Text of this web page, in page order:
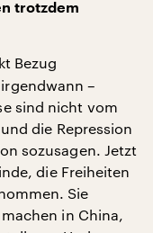
trotzdem
Bezug
–
sind nicht vom
die Repression
sozusagen. Jetzt
die Freiheiten
Sie
in China,